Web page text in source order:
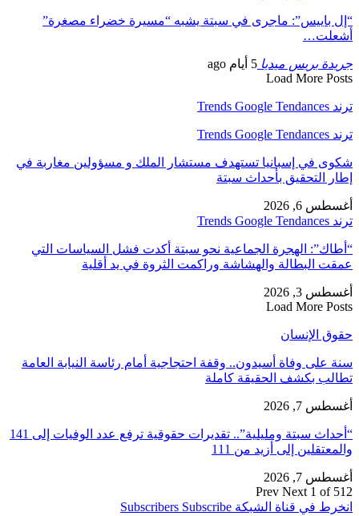
“إل باييس”: ماجرى في سبتة يشبه “مسيرة خضراء مصغرة”
أشعلت…
جريدة بريس ميديا 5 أيام ago
Load More Posts
ترند Trends Google Tendances
ترند Trends Google Tendances
شكوى في إسبانيا تستهدف مستشار الملك و مسؤولين مغاربة في
إطار التحقيق بأحداث سبتة
أغسطس 6, 2026
ترند Trends Google Tendances
“أطاك”: الهجرة الجماعية نحو سبتة أكدت فشل السياسات التي
عمقت البطالة والهشاشة وراكمت الثروة في يد أقلية
أغسطس 3, 2026
Load More Posts
حقوق الإنسان
سنة على وفاة أسيدون.. وقفة احتجاجية أمام رئاسة النيابة العامة
تطالب بكشف الحقيقة كاملة
أغسطس 7, 2026
“أحداث سبتة ومليلية”.. تقديرات حقوقية ترفع عدد الوفيات إلى 141
والمعتقلين إلى أزيد من 111
أغسطس 7, 2026
Prev Next 1 of 512
انخرط في قناة الشبكة
Subscribers Subscribe